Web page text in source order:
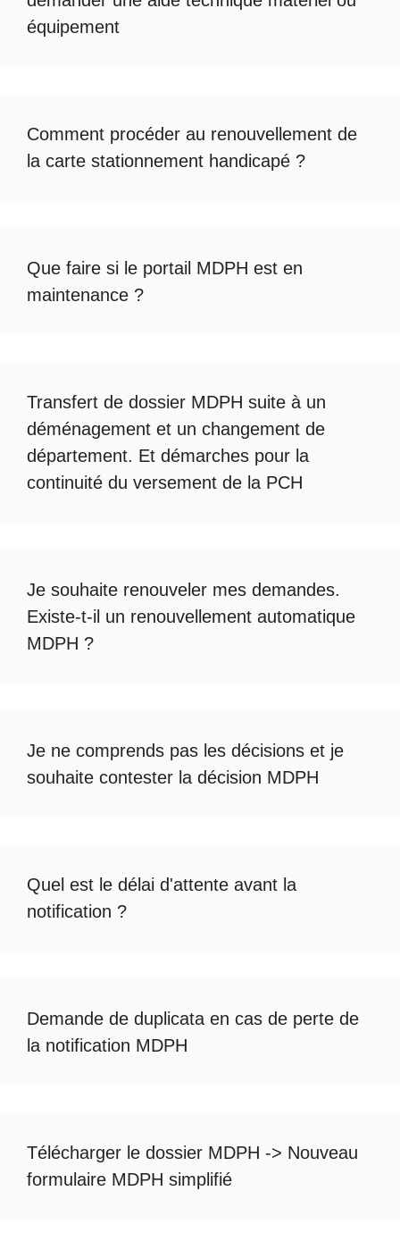
équipement
Comment procéder au renouvellement de
la carte stationnement handicapé ?
Que faire si le portail MDPH est en
maintenance ?
Transfert de dossier MDPH suite à un
déménagement et un changement de
département. Et démarches pour la
continuité du versement de la PCH
Je souhaite renouveler mes demandes.
Existe-t-il un renouvellement automatique
MDPH ?
Je ne comprends pas les décisions et je
souhaite contester la décision MDPH
Quel est le délai d'attente avant la
notification ?
Demande de duplicata en cas de perte de
la notification MDPH
Télécharger le dossier MDPH -> Nouveau
formulaire MDPH simplifié